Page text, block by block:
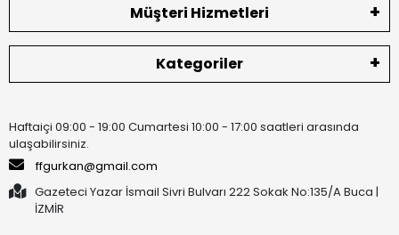
Müşteri Hizmetleri
Kategoriler
Haftaiçi 09:00 - 19:00 Cumartesi 10:00 - 17:00 saatleri arasında
ulaşabilirsiniz.
ffgurkan@gmail.com
Gazeteci Yazar İsmail Sivri Bulvarı 222 Sokak No:135/A Buca |
İZMİR